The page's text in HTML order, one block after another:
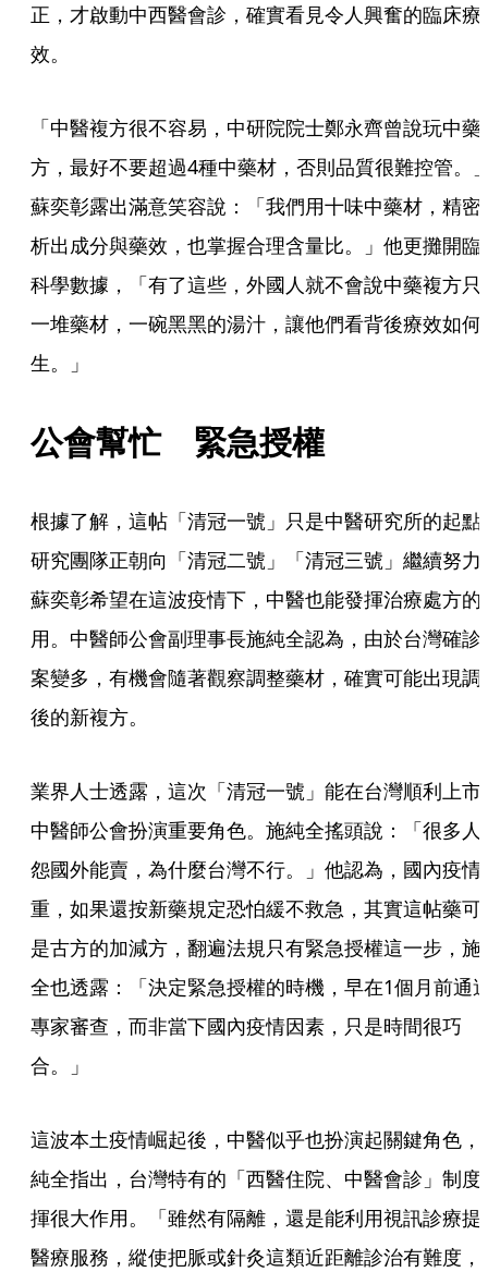
正，才啟動中西醫會診，確實看見令人興奮的臨床療
效。
「中醫複方很不容易，中研院院士鄭永齊曾說玩中藥
方，最好不要超過4種中藥材，否則品質很難控管。
蘇奕彰露出滿意笑容說：「我們用十味中藥材，精密
析出成分與藥效，也掌握合理含量比。」他更攤開臨
科學數據，「有了這些，外國人就不會說中藥複方只
一堆藥材，一碗黑黑的湯汁，讓他們看背後療效如何
生。」
公會幫忙　緊急授權
根據了解，這帖「清冠一號」只是中醫研究所的起點
研究團隊正朝向「清冠二號」「清冠三號」繼續努力
蘇奕彰希望在這波疫情下，中醫也能發揮治療處方的
用。中醫師公會副理事長施純全認為，由於台灣確診
案變多，有機會隨著觀察調整藥材，確實可能出現調
後的新複方。
業界人士透露，這次「清冠一號」能在台灣順利上市
中醫師公會扮演重要角色。施純全搖頭說：「很多人
怨國外能賣，為什麼台灣不行。」他認為，國內疫情
重，如果還按新藥規定恐怕緩不救急，其實這帖藥可
是古方的加減方，翻遍法規只有緊急授權這一步，施
全也透露：「決定緊急授權的時機，早在1個月前通
專家審查，而非當下國內疫情因素，只是時間很巧
合。」
這波本土疫情崛起後，中醫似乎也扮演起關鍵角色，
純全指出，台灣特有的「西醫住院、中醫會診」制度
揮很大作用。「雖然有隔離，還是能利用視訊診療提
醫療服務，縱使把脈或針灸這類近距離診治有難度，